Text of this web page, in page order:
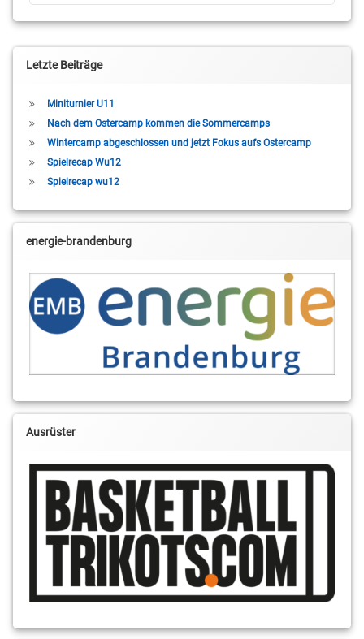
Letzte Beiträge
Miniturnier U11
Nach dem Ostercamp kommen die Sommercamps
Wintercamp abgeschlossen und jetzt Fokus aufs Ostercamp
Spielrecap Wu12
Spielrecap wu12
energie-brandenburg
Ausrüster